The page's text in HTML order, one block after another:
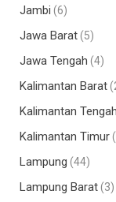
Jambi (6)
Jawa Barat(5)
Jawa Tengah (4)
Kalimantan Barat
Kalimantan Tengah
Kalimantan Timur
Lampung (44)
Lampung Barat(3)